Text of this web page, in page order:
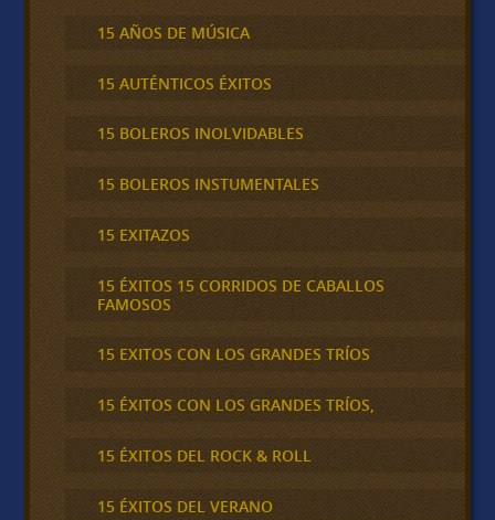
15 AÑOS DE MÚSICA
15 AUTÉNTICOS ÉXITOS
15 BOLEROS INOLVIDABLES
15 BOLEROS INSTUMENTALES
15 EXITAZOS
15 ÉXITOS 15 CORRIDOS DE CABALLOS
FAMOSOS
15 EXITOS CON LOS GRANDES TRÍOS
15 ÉXITOS CON LOS GRANDES TRÍOS,
15 ÉXITOS DEL ROCK & ROLL
15 ÉXITOS DEL VERANO